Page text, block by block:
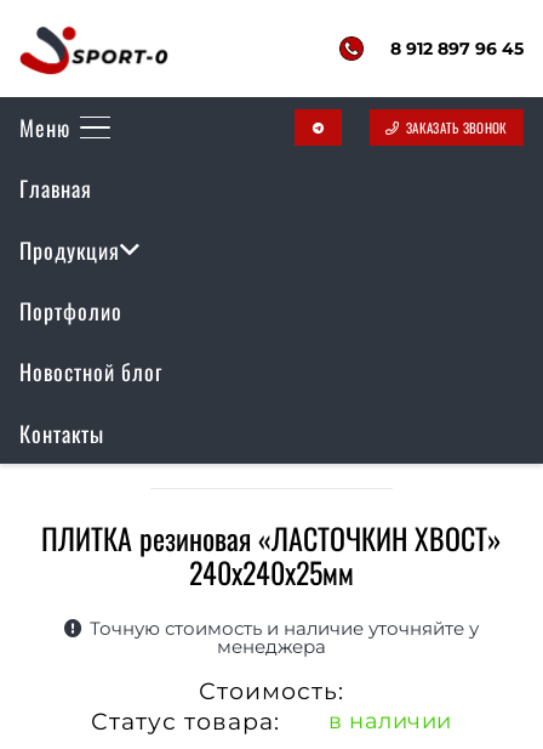
8 912 897 96 45
Меню
Главная
Продукция
Портфолио
Новостной блог
Контакты
telegram ЗАКАЗАТЬ ЗВОНОК
Резиновое покрытие
ПЛИТКА резиновая «ЛАСТОЧКИН ХВОСТ»
240х240х25мм
Точную стоимость и наличие уточняйте у
менеджера
Стоимость:
Статус товара:
в наличии